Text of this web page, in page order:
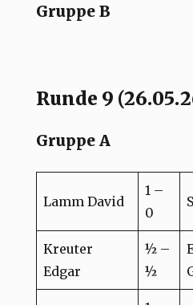
Gruppe B
Runde 9
Gruppe A
Lamm David
1 –
0
Kreuter
Edgar
½ –
½